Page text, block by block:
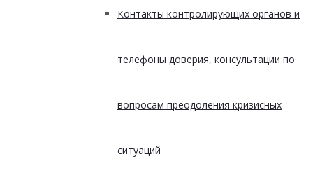
Контакты контролирующих органов и
телефоны доверия, консультации по
вопросам преодоления кризисных
ситуаций